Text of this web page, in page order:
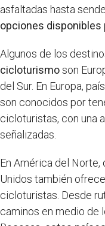
asfaltadas hasta
opciones disponibles
Algunos de los
cicloturismoson
del Sur. En Europa,
son conocidos por
cicloturistas, con una
señalizadas.
En América del Norte,
Unidos también
cicloturistas. Desde
caminos en medio de